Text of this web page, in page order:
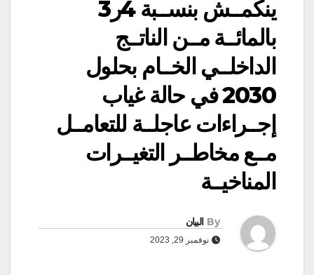
ينكمــش بنســبة 4ر3
بالمائــة مــن الناتــج
الداخلــي الخــام بحلول
2030 في حالة غياب
إجــراءات عاجلــة للتعامــل
مــع مخاطــر التغيــرات
المناخيــة
By البيان
نوفمبر 29, 2023